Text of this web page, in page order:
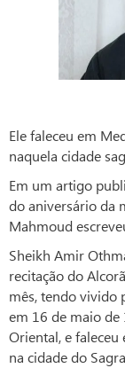
Ele faleceu em
naquela cidade
Em um artigo
do aniversário da
Mahmoud
Sheikh Amir
recitação do
mês, tendo vivido
em 16 de maio de
Oriental, e
na cidade do